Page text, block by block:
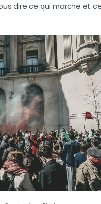
dire ce qui marche et